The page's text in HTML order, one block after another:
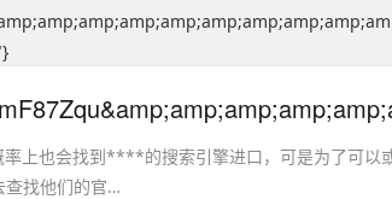
上也会找到****的搜索引擎进口，可是为了可以
查找他们的官…